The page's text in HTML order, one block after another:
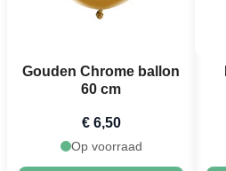
Gouden Chrome ballon
60 cm
€ 6,50
Op voorraad